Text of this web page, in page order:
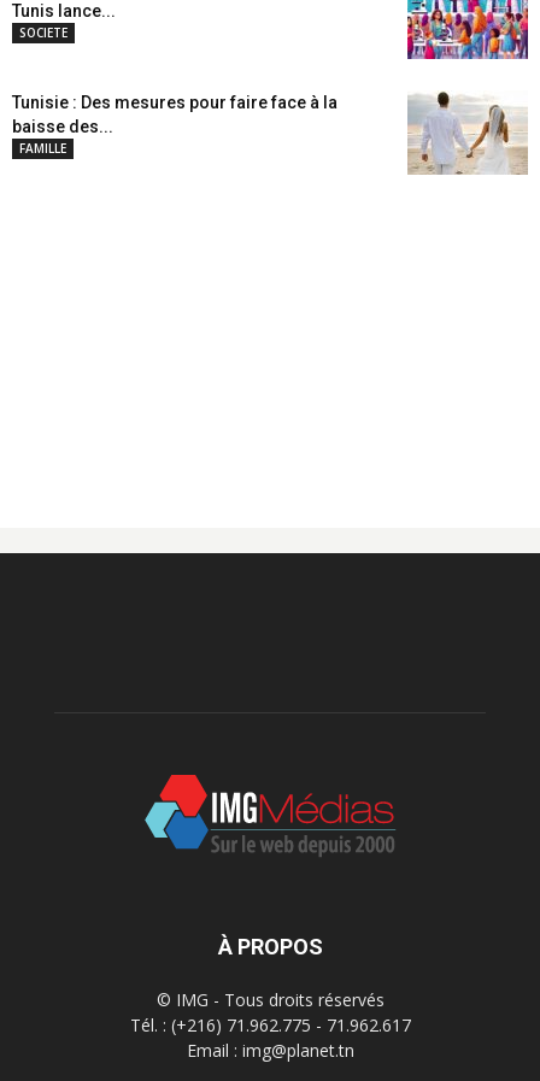
Tunis lance...
SOCIETE
Tunisie : Des mesures pour faire face à la
baisse des...
FAMILLE
À PROPOS
© IMG - Tous droits réservés
Tél. : (+216) 71.962.775 - 71.962.617
Email : img@planet.tn